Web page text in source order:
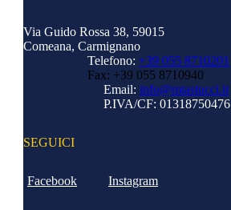
Via Guido Rossa 38, 59015
Comeana, Carmignano
Telefono: +39 055 8710201
Fax: +39 055 8710940
Email: info@mtastucci.it
P.IVA/CF: 01318750476
SEGUICI
Facebook Instagram